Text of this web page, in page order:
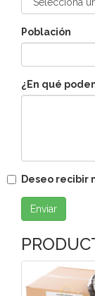
Población
¿En qué
Deseo recibir
Enviar